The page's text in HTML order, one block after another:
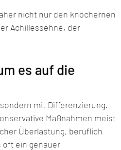
nicht nur den knöchernen
Achillessehne, der
es auf die
mit Differenzierung.
Maßnahmen meist
Überlastung, beruflich
oft ein genauer